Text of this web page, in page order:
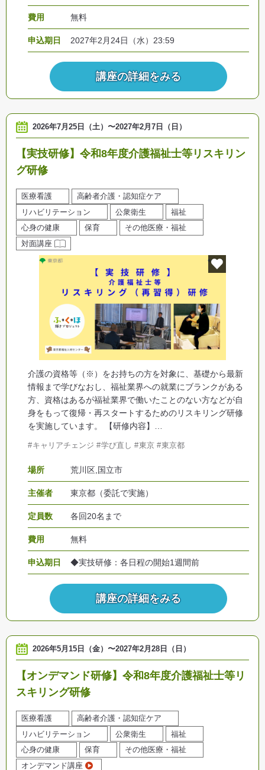
費用 無料
申込期日 2027年2月24日（水）23:59
講座の詳細をみる
2026年7月25日（土） 〜2027年2月7日（日）
【実技研修】令和8年度介護福祉士等リスキリン
グ研修
医療看護
高齢者介護・認知症ケア
リハビリテーション
公衆衛生
福祉
心身の健康
保育
その他医療・福祉
対面講座
介護の資格等（※）をお持ちの方を対象に、基礎から最新
情報まで学びなおし、福祉業界への就業にブランクがある
方、資格はあるが福祉業界で働いたことのない方などが自
身をもって復帰・再スタートするためのリスキリング研修
を実施しています。 【研修内容】…
キャリアチェンジ 学び直し 東京 東京都
場所 荒川区,国立市
主催者 東京都（委託で実施）
定員数 各回20名まで
費用 無料
申込期日 ◆実技研修：各日程の開始1週間前
講座の詳細をみる
2026年5月15日（金） 〜2027年2月28日（日）
【オンデマンド研修】令和8年度介護福祉士等リ
スキリング研修
医療看護
高齢者介護・認知症ケア
リハビリテーション
公衆衛生
福祉
心身の健康
保育
その他医療・福祉
オンデマンド講座